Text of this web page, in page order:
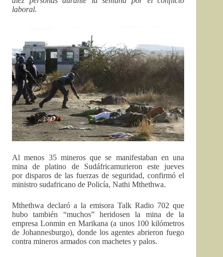
laboral.
Al menos 35 mineros que se manifestaban en una
mina de platino de Sudáfricamurieron este jueves
por disparos de las fuerzas de seguridad, confirmó el
ministro sudafricano de Policía, Nathi Mthethwa.
Mthethwa declaró a la emisora Talk Radio 702 que
hubo también “muchos” heridosen la mina de la
empresa Lonmin en Marikana (a unos 100 kilómetros
de Johannesburgo), donde los agentes abrieron fuego
contra mineros armados con machetes y palos.